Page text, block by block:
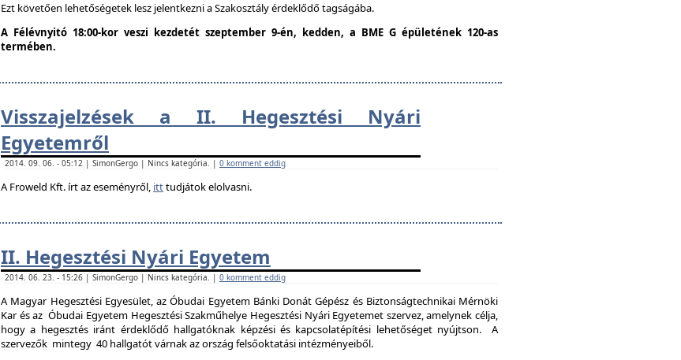
Ezt követően lehetőségetek lesz jelentkezni a Szakosztály érdeklődő tagságába.
A Félévnyitó 18:00-kor veszi kezdetét szeptember 9-én, kedden, a BME G épületének 120-as
termében.
Visszajelzések a II. Hegesztési Nyári
Egyetemről
2014. 09. 06. - 05:12 | SimonGergo | Nincs kategória. | 0 komment eddig
A Froweld Kft. írt az eseményről, itttudjátok elolvasni.
II. Hegesztési Nyári Egyetem
2014. 06. 23. - 15:26 | SimonGergo | Nincs kategória. | 0 komment eddig
A Magyar Hegesztési Egyesület, az Óbudai Egyetem Bánki Donát Gépész és Biztonságtechnikai Mérnöki
Kar és az Óbudai Egyetem Hegesztési Szakműhelye Hegesztési Nyári Egyetemet szervez, amelynek célja,
hogy a hegesztés iránt érdeklődő hallgatóknak képzési és kapcsolatépítési lehetőséget nyújtson. A
szervezők mintegy 40 hallgatót várnak az ország felsőoktatási intézményeiből.